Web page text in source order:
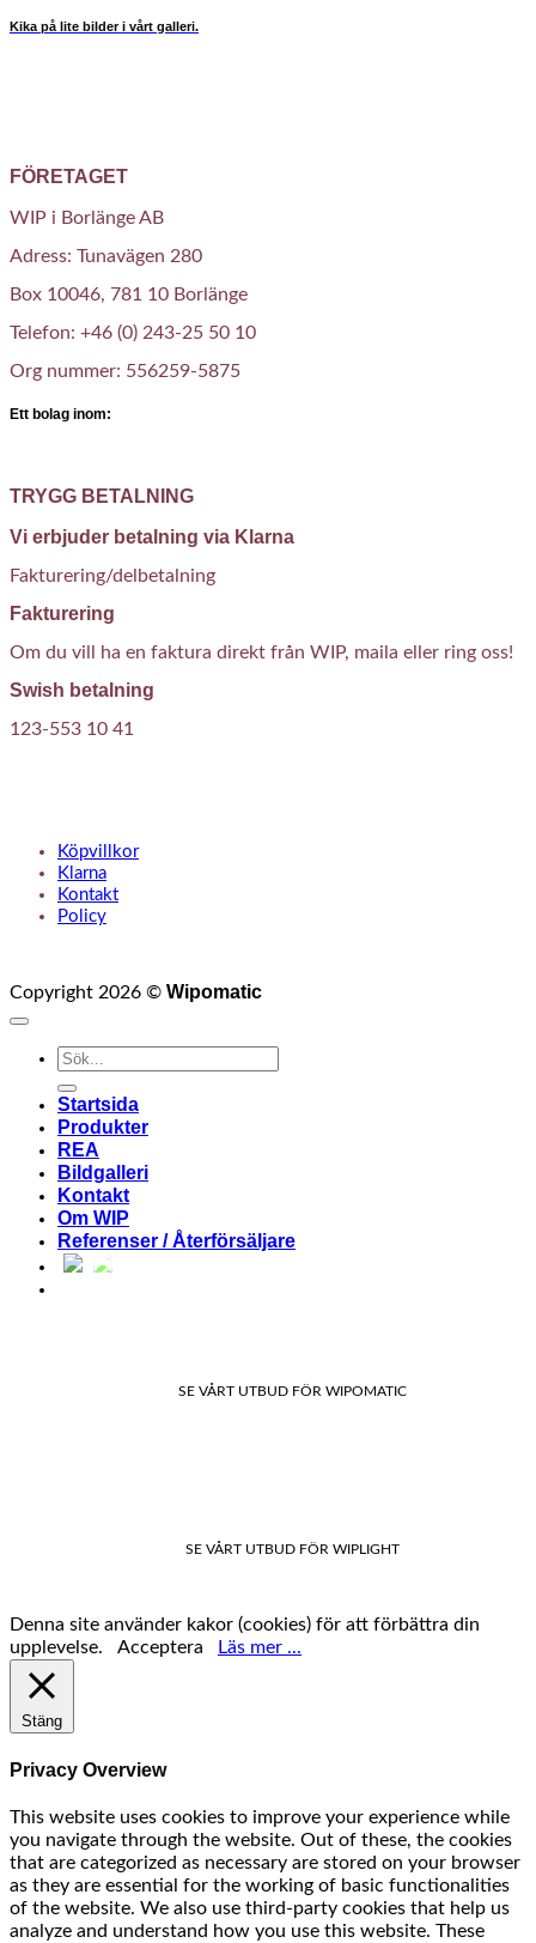
Kika på lite bilder i vårt galleri.
FÖRETAGET
WIP i Borlänge AB
Adress: Tunavägen 280
Box 10046, 781 10 Borlänge
Telefon: +46 (0) 243-25 50 10
Org nummer: 556259-5875
Ett bolag inom:
TRYGG BETALNING
Vi erbjuder betalning via Klarna
Fakturering/delbetalning
Fakturering
Om du vill ha en faktura direkt från WIP, maila eller ring oss!
Swish betalning
123-553 10 41
Köpvillkor
Klarna
Kontakt
Policy
Copyright 2026 © Wipomatic
Sök
Startsida
Produkter
REA
Bildgalleri
Kontakt
Om WIP
Referenser / Återförsäljare
SE VÅRT UTBUD FÖR WIPOMATIC
SE VÅRT UTBUD FÖR WIPLIGHT
Denna site använder kakor (cookies) för att förbättra din
upplevelse. Acceptera Läs mer ...
Stäng
Privacy Overview
This website uses cookies to improve your experience while
you navigate through the website. Out of these, the cookies
that are categorized as necessary are stored on your browser
as they are essential for the working of basic functionalities
of the website. We also use third-party cookies that help us
analyze and understand how you use this website. These